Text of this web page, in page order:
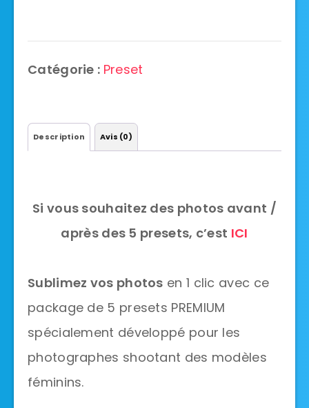
Catégorie : Preset
Description Avis (0)
Si vous souhaitez des photos avant /
après des 5 presets, c’est ICI
Sublimez vos photos en 1 clic avec ce
package de 5 presets PREMIUM
spécialement développé pour les
photographes shootant des modèles
féminins.